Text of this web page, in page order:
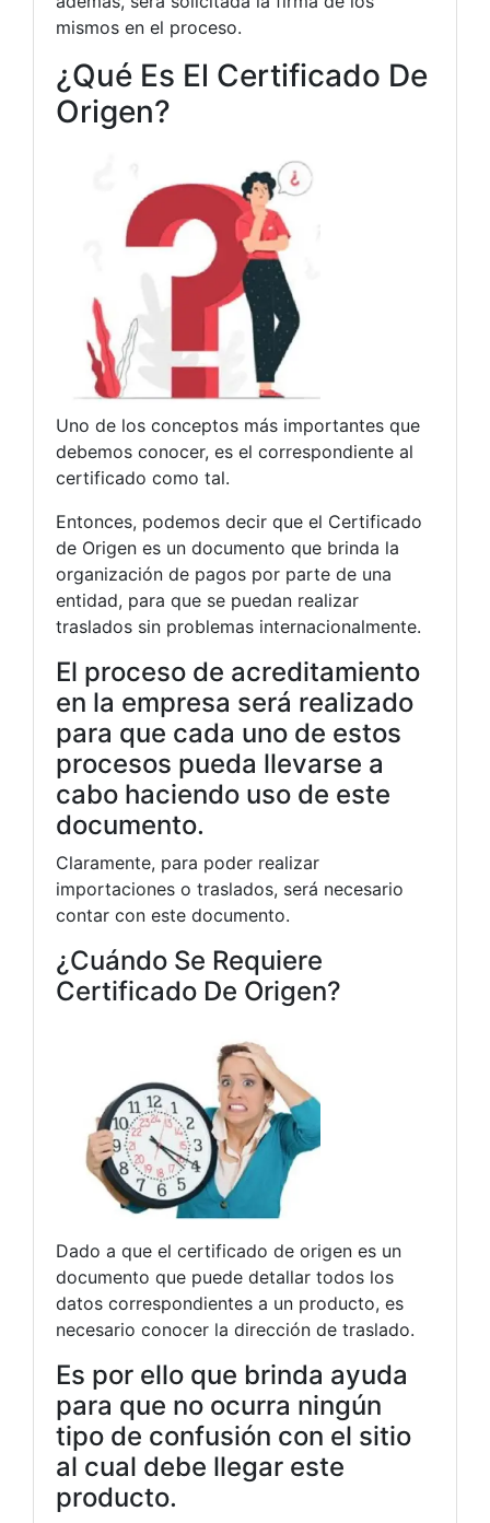
mismos en el proceso.
¿Qué Es El Certificado De
Origen?
Uno de los conceptos más importantes que
debemos conocer, es el correspondiente al
certificado como tal.
Entonces, podemos decir que el Certificado
de Origen es un documento que brinda la
organización de pagos por parte de una
entidad, para que se puedan realizar
traslados sin problemas internacionalmente.
El proceso de acreditamiento
en la empresa será realizado
para que cada uno de estos
procesos pueda llevarse a
cabo haciendo uso de este
documento.
Claramente, para poder realizar
importaciones o traslados, será necesario
contar con este documento.
¿Cuándo Se Requiere
Certificado De Origen?
Dado a que el certificado de origen es un
documento que puede detallar todos los
datos correspondientes a un producto, es
necesario conocer la dirección de traslado.
Es por ello que brinda ayuda
para que no ocurra ningún
tipo de confusión con el sitio
al cual debe llegar este
producto.